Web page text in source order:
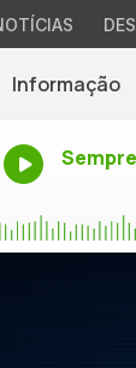
Informação